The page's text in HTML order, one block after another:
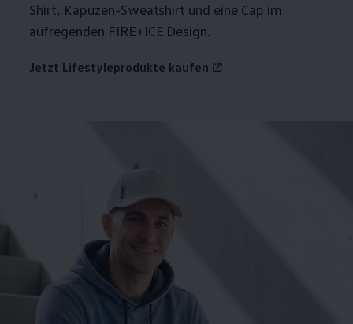
Shirt, Kapuzen-Sweatshirt und eine Cap im
aufregenden FIRE+ICE Design.
Jetzt Lifestyleprodukte kaufen